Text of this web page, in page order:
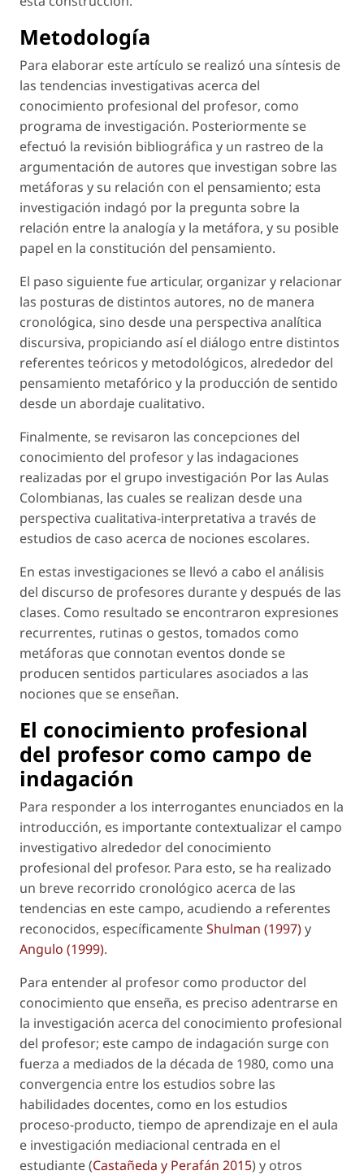
Metodología
Para elaborar este artículo se realizó una síntesis de
las tendencias investigativas acerca del
conocimiento profesional del profesor, como
programa de investigación. Posteriormente se
efectuó la revisión bibliográfica y un rastreo de la
argumentación de autores que investigan sobre las
metáforas y su relación con el pensamiento; esta
investigación indagó por la pregunta sobre la
relación entre la analogía y la metáfora, y su posible
papel en la constitución del pensamiento.
El paso siguiente fue articular, organizar y relacionar
las posturas de distintos autores, no de manera
cronológica, sino desde una perspectiva analítica
discursiva, propiciando así el diálogo entre distintos
referentes teóricos y metodológicos, alrededor del
pensamiento metafórico y la producción de sentido
desde un abordaje cualitativo.
Finalmente, se revisaron las concepciones del
conocimiento del profesor y las indagaciones
realizadas por el grupo investigación Por las Aulas
Colombianas, las cuales se realizan desde una
perspectiva cualitativa-interpretativa a través de
estudios de caso acerca de nociones escolares.
En estas investigaciones se llevó a cabo el análisis
del discurso de profesores durante y después de las
clases. Como resultado se encontraron expresiones
recurrentes, rutinas o gestos, tomados como
metáforas que connotan eventos donde se
producen sentidos particulares asociados a las
nociones que se enseñan.
El conocimiento profesional
del profesor como campo de
indagación
Para responder a los interrogantes enunciados en la
introducción, es importante contextualizar el campo
investigativo alrededor del conocimiento
profesional del profesor. Para esto, se ha realizado
un breve recorrido cronológico acerca de las
tendencias en este campo, acudiendo a referentes
reconocidos, específicamenteShulman (1997)y
Angulo (1999).
Para entender al profesor como productor del
conocimiento que enseña, es preciso adentrarse en
la investigación acerca del conocimiento profesional
del profesor; este campo de indagación surge con
fuerza a mediados de la década de 1980, como una
convergencia entre los estudios sobre las
habilidades docentes, como en los estudios
proceso-producto, tiempo de aprendizaje en el aula
e investigación mediacional centrada en el
estudiante (Castañeda y Perafán 2015) y otros